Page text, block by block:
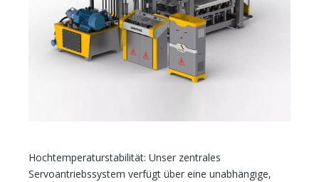
Hochtemperaturstabilität: Unser zentrales
Servoantriebssystem verfügt über eine unabhängige,